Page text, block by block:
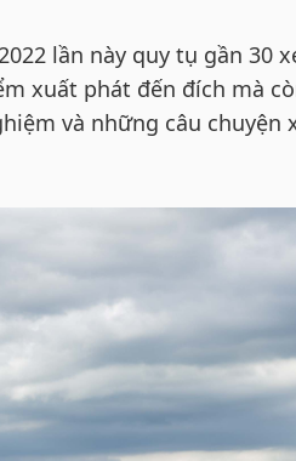
lần này quy tụ gần 30
xuất phát đến đích mà
và những câu chuyện